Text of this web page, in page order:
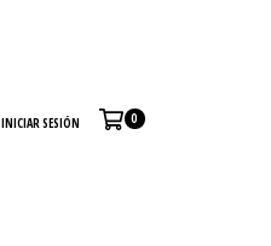
INICIAR SESIÓN 0